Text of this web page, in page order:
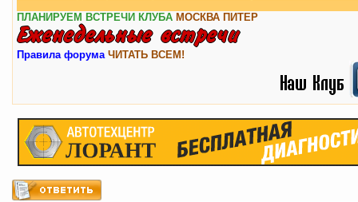
ПЛАНИРУЕМ ВСТРЕЧИ КЛУБА МОСКВА ПИТЕР
Правила форума ЧИТАТЬ ВСЕМ!